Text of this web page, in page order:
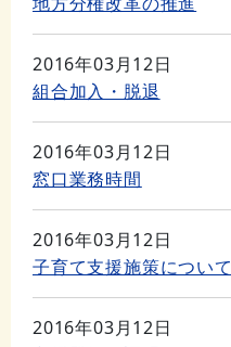
2016年03月12日
組合加入・脱退
2016年03月12日
窓口業務時間
2016年03月12日
子育て支援施策について
2016年03月12日